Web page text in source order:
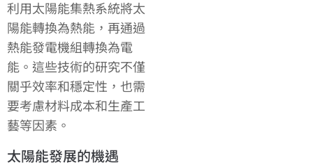
利用太陽能集熱系統將太
陽能轉換為熱能，再通過
熱能發電機組轉換為電
能。這些技術的研究不僅
關乎效率和穩定性，也需
要考慮材料成本和生產工
藝等因素。
太陽能發展的機遇